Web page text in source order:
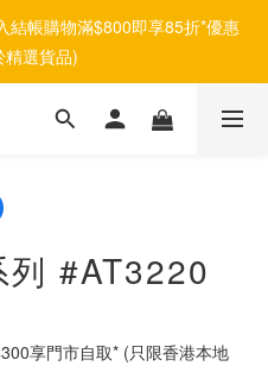
結帳購物滿$800即享85折*優惠
精選貨品)
列 #AT3220
享門市自取* (只限香港本地